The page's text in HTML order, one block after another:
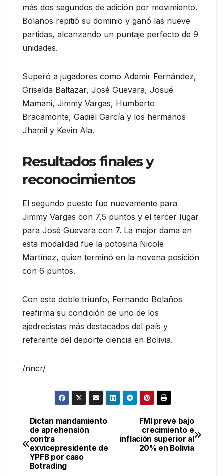
más dos segundos de adición por movimiento.
Bolaños repitió su dominio y ganó las nueve
partidas, alcanzando un puntaje perfecto de 9
unidades.
Superó a jugadores como Ademir Fernández,
Griselda Baltazar, José Guevara, Josué
Mamani, Jimmy Vargas, Humberto
Bracamonte, Gadiel García y los hermanos
Jhamil y Kevin Ala.
Resultados finales y
reconocimientos
El segundo puesto fue nuevamente para
Jimmy Vargas con 7,5 puntos y el tercer lugar
para José Guevara con 7. La mejor dama en
esta modalidad fue la potosina Nicole
Martínez, quien terminó en la novena posición
con 6 puntos.
Con este doble triunfo, Fernando Bolaños
reafirma su condición de uno de los
ajedrecistas más destacados del país y
referente del deporte ciencia en Bolivia.
/nncr/
Navegación
de
entradas
FMI prevé bajo
crecimiento e
inflación superior al
20% en Bolivia
Dictan mandamiento
de aprehensión
contra
exvicepresidente de
YPFB por caso
Botrading